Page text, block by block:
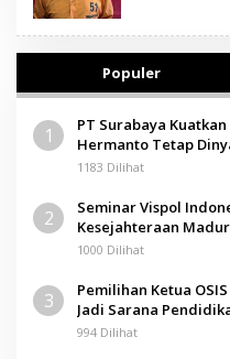
Populer
1
PT Surabaya
Hermanto Tetap
Pamolokan
1183 Dilihat
2
Seminar Vispol
Kesejahteraan
Kunci
1000 Dilihat
3
Pemilihan Ketua
Jadi Sarana
994 Dilihat